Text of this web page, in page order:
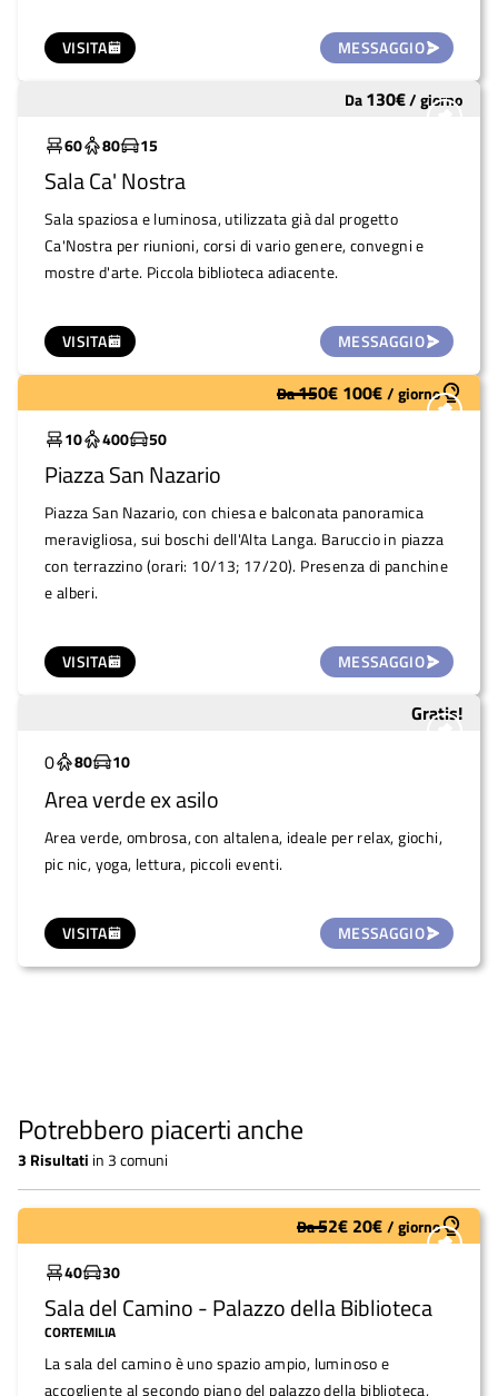
VISITA MESSAGGIO
VISITA MESSAGGIO
Da130€/giorno
60
80 15
Sala Ca' Nostra
Sala spaziosa e luminosa, utilizzata già dal progetto
Ca'Nostra per riunioni, corsi di vario genere, convegni e
mostre d'arte. Piccola biblioteca adiacente.
VISITA MESSAGGIO
Molto utilizzato Da150€ 100€/giorno
10
400 50
Piazza San Nazario
Piazza San Nazario, con chiesa e balconata panoramica
meravigliosa, sui boschi dell'Alta Langa. Baruccio in piazza
con terrazzino (orari: 10/13; 17/20). Presenza di panchine
e alberi.
VISITA MESSAGGIO
Gratis!
0
80 10
Area verde ex asilo
Area verde, ombrosa, con altalena, ideale per relax, giochi,
pic nic, yoga, lettura, piccoli eventi.
Potrebbero piacerti anche
3 Risultati in 3 comuni
Molto utilizzato Da52€ 20€/giorno
40
30
Sala del Camino - Palazzo della Biblioteca
CORTEMILIA
La sala del camino è uno spazio ampio, luminoso e
accogliente al secondo piano del palazzo della biblioteca,